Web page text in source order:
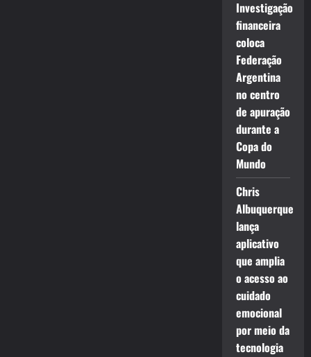
Investigação
financeira
coloca
Federação
Argentina
no centro
de apuração
durante a
Copa do
Mundo
Chris
Albuquerque
lança
aplicativo
que amplia
o acesso ao
cuidado
emocional
por meio da
tecnologia